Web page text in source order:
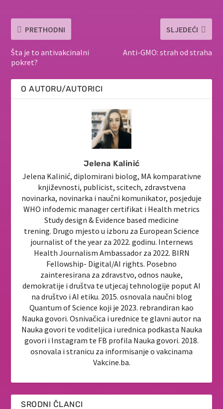
PRETHODNI
Šta je to antivakcinalni
pokret?
SLJEDEĆI
Anti-GMO: strah od straha
O AUTORU/AUTORICI
Jelena Kalinić
Jelena Kalinić, diplomirani biolog, MA komparativne
književnosti, publicist, scitech, zdravstvena
novinarka, novinarka i naučni komunikator, posjeduje
WHO infodemic manager certifikat i Health metrics
Study design & Evidence based medicine
trening. Drugo mjesto u izboru za European Science
journalist of the year za 2022. godinu. Internews
Health Journalism Ambassador za 2022. BIRN
Fellowship- Digital/AI rights. Posebno
zainteresirana za zdravstvo, odnos nauke,
demokratije i društva te utjecaj tehnologije poput AI
na društvo i AI etiku. 2015. osnovala naučni blog
Quantum of Science koji je 2023. rebrandiran kao
Nauka govori. Osnivačica i urednice te glavni autor na
Nauka govori te voditeljica i urednica podkasta Nauka
govori i Instagram te FB profila Nauka govori. 2018.
osnovala i stranicu za informisanje o vakcinama
Vakcine.ba.
SRODNI ČLANCI